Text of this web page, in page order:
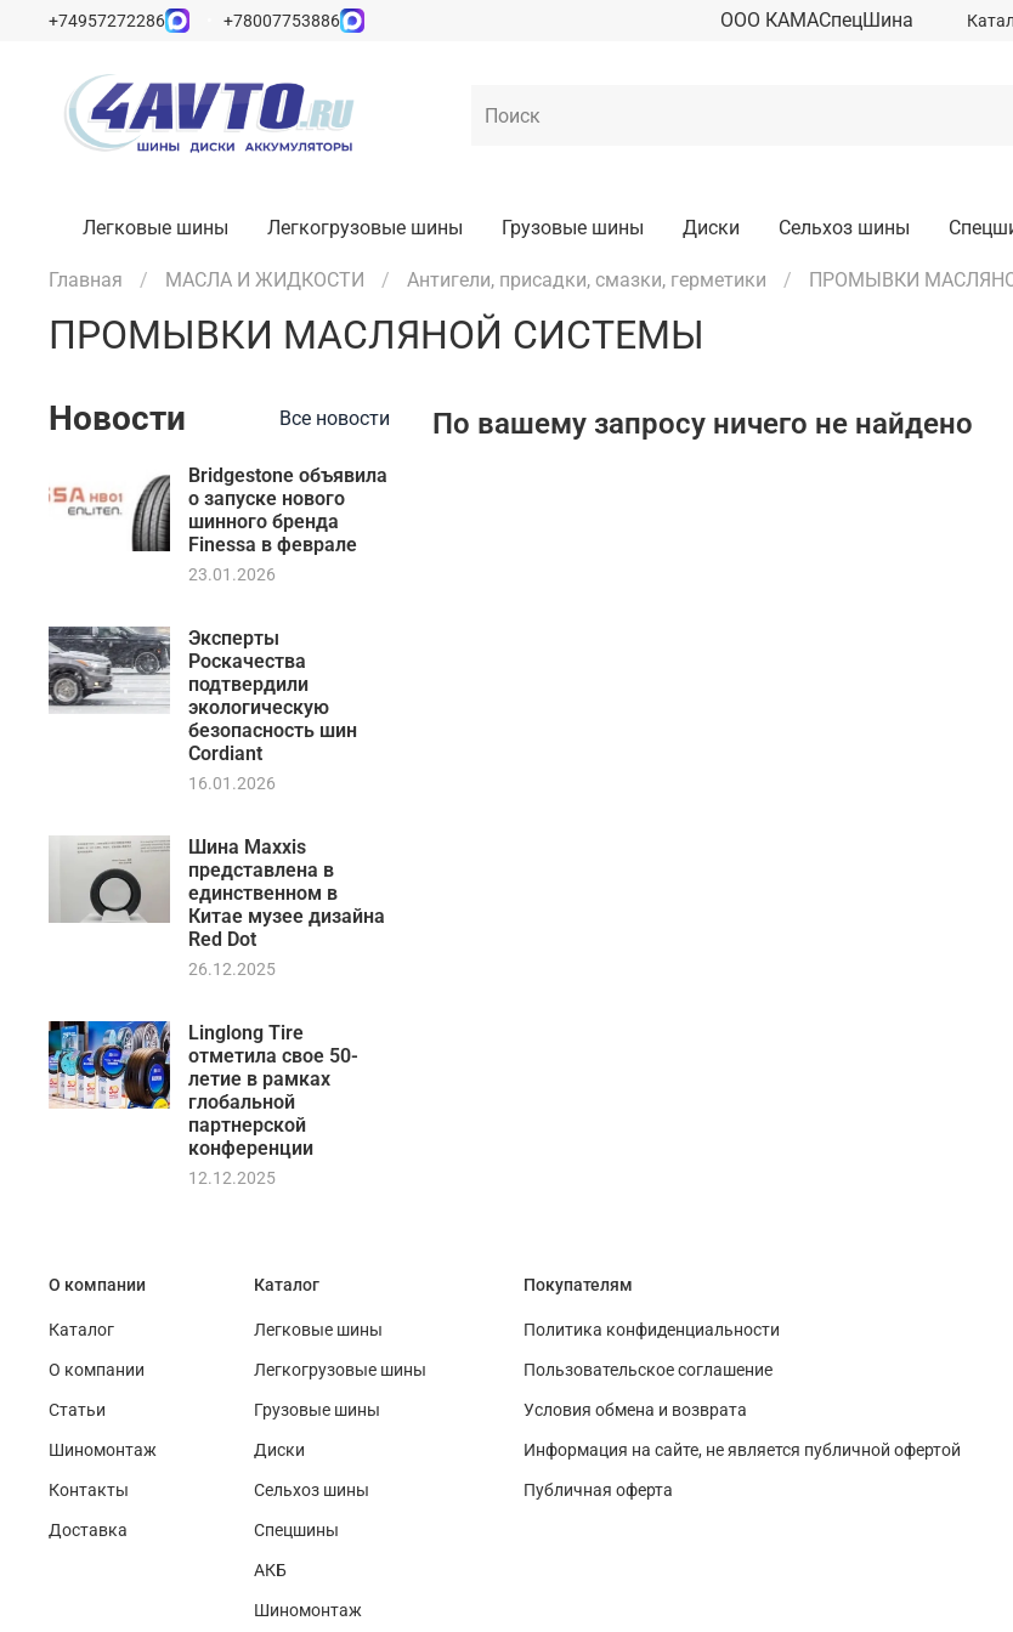
+74957272286 +78007753886 ООО КАМАСпецШина
Легковые шины Легкогрузовые шины Грузовые шины Диски Сельхоз шины
Главная МАСЛА И ЖИДКОСТИ Антигели, присадки, смазки, герметики ПРОМЫВКИ
ПРОМЫВКИ МАСЛЯНОЙ СИСТЕМЫ
По вашему запросу ничего не найдено
Новости Все новости
Bridgestone объявила
о запуске нового
шинного бренда
Finessa в феврале
23.01.2026
Эксперты
Роскачества
подтвердили
экологическую
безопасность шин
Cordiant
16.01.2026
Шина Maxxis
представлена в
единственном в
Китае музее дизайна
Red Dot
26.12.2025
Linglong Tire
отметила свое 50-
летие в рамках
глобальной
партнерской
конференции
12.12.2025
О компании
Каталог
О компании
Статьи
Шиномонтаж
Контакты
Доставка
Каталог
Легковые шины
Легкогрузовые шины
Грузовые шины
Диски
Сельхоз шины
Спецшины
АКБ
Шиномонтаж
Покупателям
Политика конфиденциальности
Пользовательское соглашение
Условия обмена и возврата
Информация на сайте, не является публичной офертой
Публичная оферта